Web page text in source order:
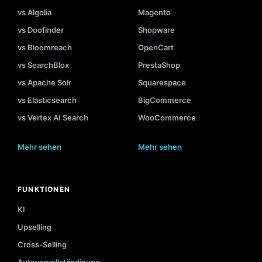
vs Algolia
vs Doofinder
vs Bloomreach
vs SearchBlox
vs Apache Solr
vs Elasticsearch
vs Vertex AI Search
Mehr sehen
Magento
Shopware
OpenCart
PrestaShop
Squarespace
BigCommerce
WooCommerce
Mehr sehen
FUNKTIONEN
KI
Upselling
Cross-Selling